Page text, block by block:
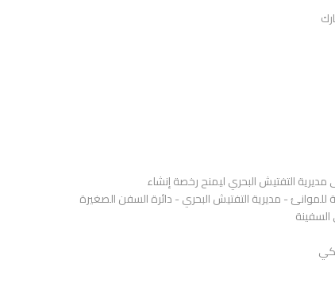
التفتيش البحري ليمنح رخصة إنشاء
- مديرية التفتيش البحري - دائرة السفن الصغيرة